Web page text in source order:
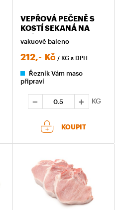
VEPŘOVÁ PEČENĚ S
KOSTÍ SEKANÁ NA
PLÁTKY
vakuově baleno
212,- Kč / KG s DPH
Řezník Vám maso
připraví
KG
KOUPIT